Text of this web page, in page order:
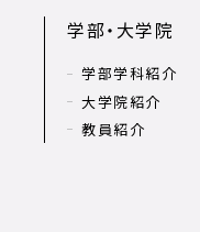
学部・大学院
学部学科紹介
大学院紹介
教員紹介